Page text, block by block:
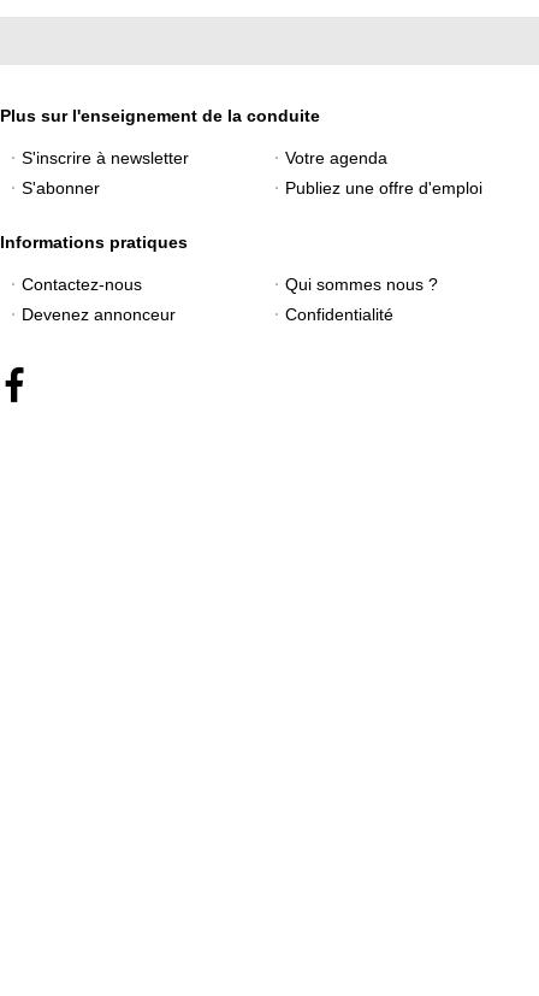
Plus sur l'enseignement de la conduite
S'inscrire à newsletter
Votre agenda
S'abonner
Publiez une offre d'emploi
Informations pratiques
Contactez-nous
Qui sommes nous ?
Devenez annonceur
Confidentialité